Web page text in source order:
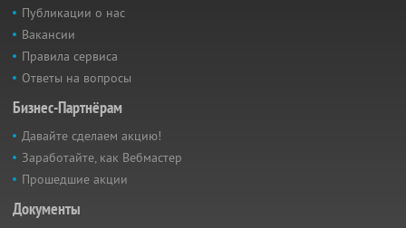
Публикации о нас
Вакансии
Правила сервиса
Ответы на вопросы
Бизнес-Партнёрам
Давайте сделаем акцию!
Заработайте, как Вебмастер
Прошедшие акции
Документы